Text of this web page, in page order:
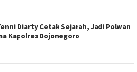
Diarty Cetak Sejarah, Jadi Polwan
Kapolres Bojonegoro